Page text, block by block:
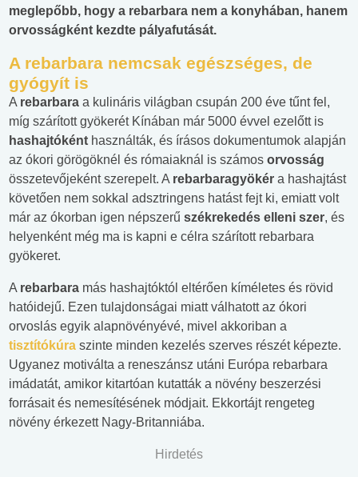
meglepőbb, hogy a rebarbara nem a konyhában, hanem
orvosságként kezdte pályafutását.
A rebarbara nemcsak egészséges, de
gyógyít is
A rebarbara a kulináris világban csupán 200 éve tűnt fel,
míg szárított gyökerét Kínában már 5000 évvel ezelőtt is
hashajtóként használták, és írásos dokumentumok alapján
az ókori görögöknél és rómaiaknál is számos orvosság
összetevőjeként szerepelt. A rebarbaragyökér a hashajtást
követően nem sokkal adsztringens hatást fejt ki, emiatt volt
már az ókorban igen népszerű székrekedés elleni szer, és
helyenként még ma is kapni e célra szárított rebarbara
gyökeret.
A rebarbara más hashajtóktól eltérően kíméletes és rövid
hatóidejű. Ezen tulajdonságai miatt válhatott az ókori
orvoslás egyik alapnövényévé, mivel akkoriban a
tisztítókúra szinte minden kezelés szerves részét képezte.
Ugyanez motiválta a reneszánsz utáni Európa rebarbara
imádatát, amikor kitartóan kutatták a növény beszerzési
forrásait és nemesítésének módjait. Ekkortájt rengeteg
növény érkezett Nagy-Britanniába.
Hirdetés